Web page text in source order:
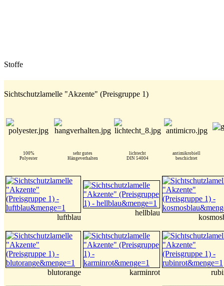
Stoffe
Sichtschutzlamelle "Akzente" (Preisgruppe 1)
100%
Polyester
sehr gutes
Hängeverhalten
lichtecht
DIN 54004
antimikrobiell
beschichtet
luftblau
hellblau
blutorange karminrot